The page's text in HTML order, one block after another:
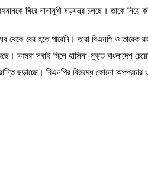
ঘিরে নানামুখী ষড়যন্ত্র চলছে। তাকে
বের হতে পারেনি। তারা বিএনপি ও তারেক
আমরা সবাই মিলে হাসিনা-মুক্ত
ছড়াচ্ছে। বিএনপির বিরুদ্ধে কোনো